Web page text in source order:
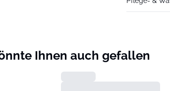
Ihnen auch gefallen